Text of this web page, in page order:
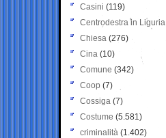
Casini (119)
Centrodestra in Liguria
Chiesa (276)
Cina (10)
Comune (342)
Coop (7)
Cossiga (7)
Costume (5.581)
criminalità (1.402)